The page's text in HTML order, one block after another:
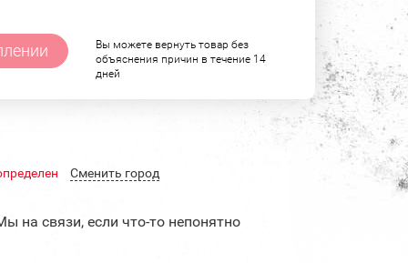
Вы можете вернуть товар без
объяснения причин в течение 14
дней
Cменить город
на связи, если что-то непонятно